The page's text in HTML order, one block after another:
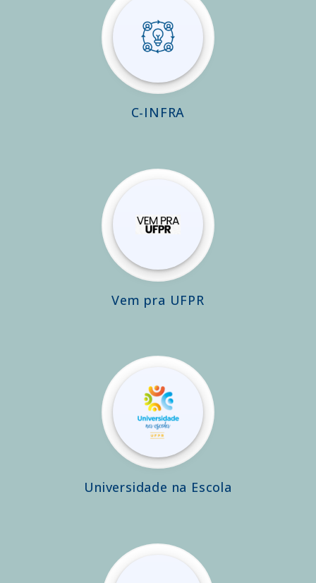
C-INFRA
Vem pra UFPR
Universidade na Escola